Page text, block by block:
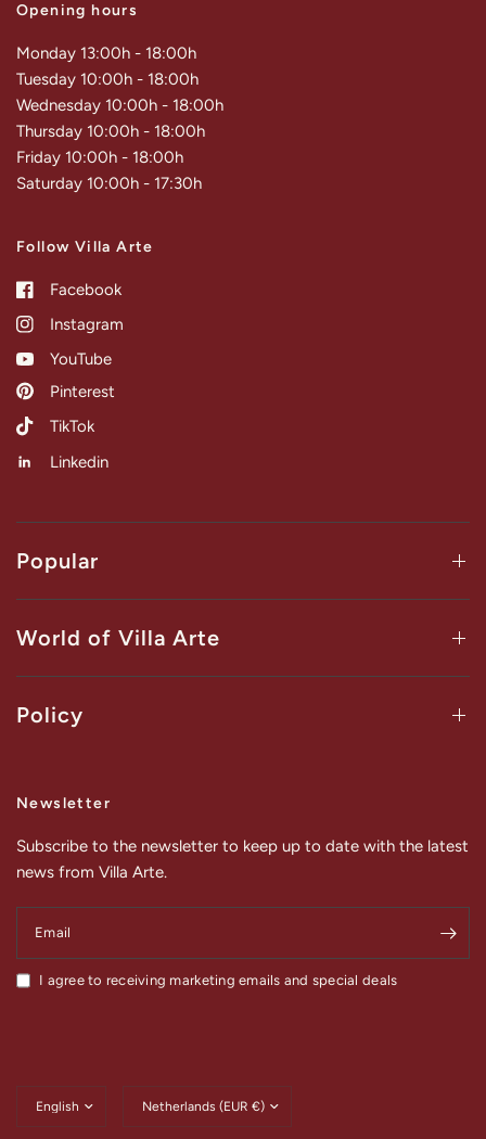
Opening hours
Monday 13:00h - 18:00h
Tuesday 10:00h - 18:00h
Wednesday 10:00h - 18:00h
Thursday 10:00h - 18:00h
Friday 10:00h - 18:00h
Saturday 10:00h - 17:30h
Follow Villa Arte
Facebook
Instagram
YouTube
Pinterest
TikTok
Linkedin
Popular
World of Villa Arte
Policy
Newsletter
Subscribe to the newsletter to keep up to date with the latest
news from Villa Arte.
Email
I agree to receiving marketing emails and special deals
country/region